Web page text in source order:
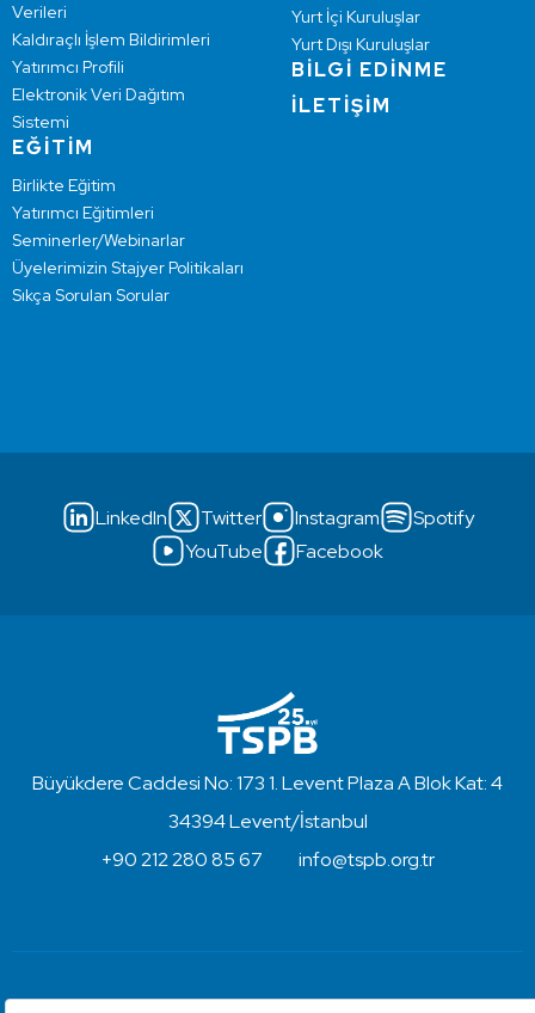
Verileri
Kaldıraçlı İşlem Bildirimleri
Yatırımcı Profili
Elektronik Veri Dağıtım
Sistemi
EĞİTİM
Birlikte Eğitim
Yatırımcı Eğitimleri
Seminerler/Webinarlar
Üyelerimizin Stajyer Politikaları
Sıkça Sorulan Sorular
Yurt İçi Kuruluşlar
Yurt Dışı Kuruluşlar
BİLGİ EDİNME
İLETİŞİM
LinkedIn Twitter Instagram
Spotify
YouTube
Facebook
Büyükdere Caddesi No: 173 1. Levent Plaza A Blok Kat: 4
34394 Levent/İstanbul
+90 212 280 85 67
info@tspb.org.tr